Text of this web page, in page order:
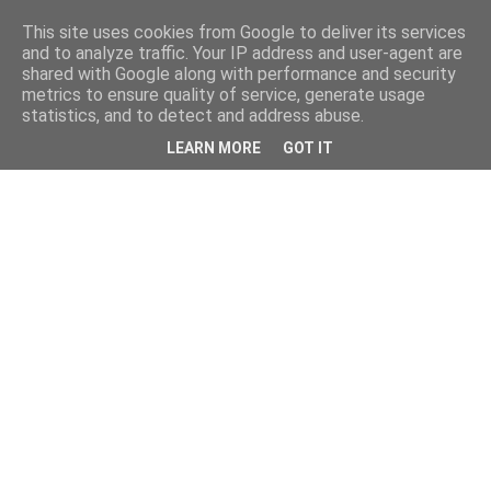
This site uses cookies from Google to deliver its services
and to analyze traffic. Your IP address and user-agent are
shared with Google along with performance and security
metrics to ensure quality of service, generate usage
statistics, and to detect and address abuse.
LEARN MORE GOT IT